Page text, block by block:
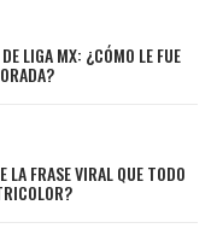
LIGA MX: ¿CÓMO LE FUE
LA FRASE VIRAL QUE TODO